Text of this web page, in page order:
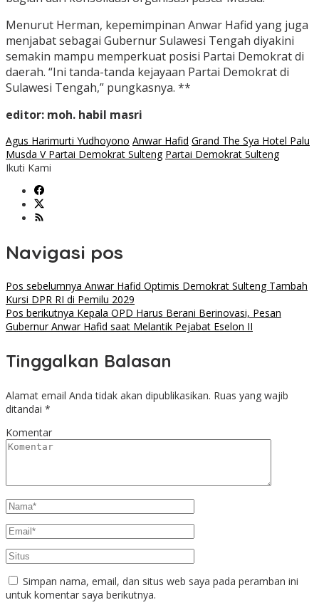
Menurut Herman, kepemimpinan Anwar Hafid yang juga
menjabat sebagai Gubernur Sulawesi Tengah diyakini
semakin mampu memperkuat posisi Partai Demokrat di
daerah. “Ini tanda-tanda kejayaan Partai Demokrat di
Sulawesi Tengah,” pungkasnya. **
editor: moh. habil masri
Agus Harimurti Yudhoyono Anwar Hafid Grand The Sya Hotel Palu
Musda V Partai Demokrat Sulteng Partai Demokrat Sulteng
Ikuti Kami
Navigasi pos
Pos sebelumnya Anwar Hafid Optimis Demokrat Sulteng Tambah
Kursi DPR RI di Pemilu 2029
Pos berikutnya Kepala OPD Harus Berani Berinovasi, Pesan
Gubernur Anwar Hafid saat Melantik Pejabat Eselon II
Tinggalkan Balasan
Alamat email Anda tidak akan dipublikasikan. Ruas yang wajib
ditandai *
Komentar
Simpan nama, email, dan situs web saya pada peramban ini
untuk komentar saya berikutnya.